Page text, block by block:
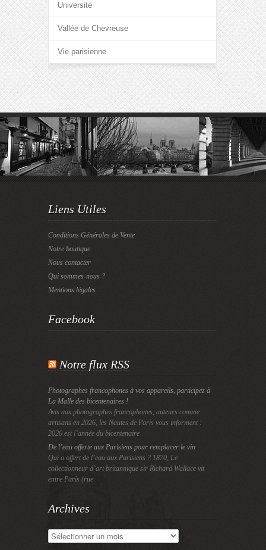
Université
Vallée de Chevreuse
Vie parisienne
Liens Utiles
Conditions Générales de Vente
Notre boutique
Nous contacter
Qui sommes-nous ?
Mentions légales
Facebook
Notre flux RSS
Photographes francophones à vos appareils, participez à
La Malle des bicentenaires !
Avis aux photographes francophones, auteurs comme
artisans en 2026, les Nautes de Paris vous informent :
2026 est l’année du bicentenaire
De l’eau offerte aux Parisiens pour remplacer le vin
Qui a offert de l’eau aux Parisiens ? 1870, Le
collectionneur d’art britannique sir Richard Wallace vit
entre Paris (rue
Archives
Archives